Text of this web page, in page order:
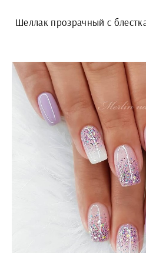
Шеллак прозрачный с